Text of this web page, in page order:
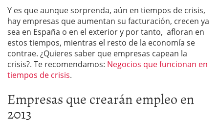
Y es que aunque sorprenda, aún en tiempos de crisis,
hay empresas que aumentan su facturación, crecen ya
sea en España o en el exterior y por tanto, afloran en
estos tiempos, mientras el resto de la economía se
contrae. ¿Quieres saber que empresas capean la
crisis?. Te recomendamos: Negocios que funcionan en
tiempos de crisis.
Empresas que crearán empleo en
2013